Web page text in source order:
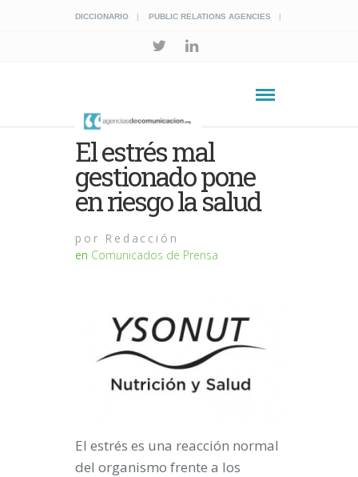
DICCIONARIO PUBLIC RELATIONS AGENCIES
El estrés mal
gestionado pone
en riesgo la salud
por Redacción
en Comunicados de Prensa
El estrés es una reacción normal
del organismo frente a los